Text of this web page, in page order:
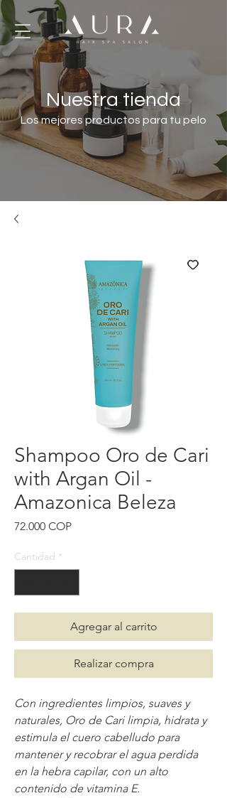
Nuestra tienda
Los mejores productos para tu pelo
Shampoo Oro de Cari
with Argan Oil -
Amazonica Beleza
72.000 COPPrecio
Cantidad *
Agregar al carrito
Realizar compra
Con ingredientes limpios, suaves y
naturales, Oro de Cari limpia, hidrata y
estimula el cuero cabelludo para
mantener y recobrar el agua perdida
en la hebra capilar, con un alto
contenido de vitamina E.